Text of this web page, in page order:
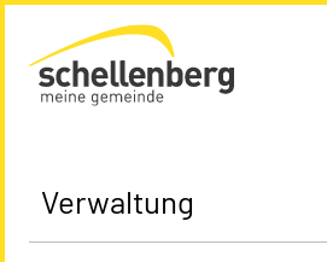
Gemeinde Schellenberg Startseite
Verwaltung